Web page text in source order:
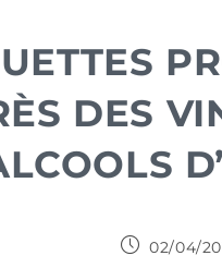
DES
02/04/